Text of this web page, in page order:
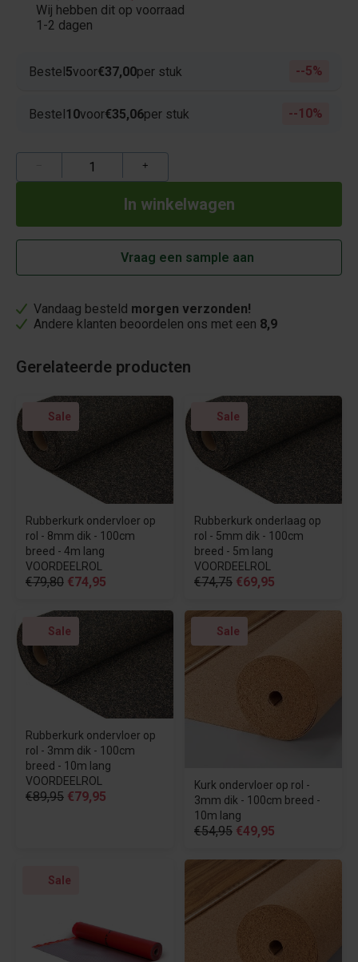
Wij hebben dit op voorraad
1-2 dagen
Bestel5voor€37,00per stuk -5%
Bestel10voor€35,06per stuk -10%
+
Vraag een sample aan
Vandaag besteld morgen verzonden!
Andere klanten beoordelen ons met een 8,9
Gerelateerde producten
Sale
Rubberkurk ondervloer op
rol - 8mm dik - 100cm
breed - 4m lang
VOORDEELROL
€79,80 €74,95
Sale
Rubberkurk onderlaag op
rol - 5mm dik - 100cm
breed - 5m lang
VOORDEELROL
€74,75 €69,95
Sale
Rubberkurk ondervloer op
rol - 3mm dik - 100cm
breed - 10m lang
VOORDEELROL
€89,95 €79,95
Sale
Kurk ondervloer op rol -
3mm dik - 100cm breed -
10m lang
€54,95 €49,95
Sale